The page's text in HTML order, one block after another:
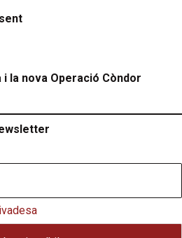
la nova Operació Còndor